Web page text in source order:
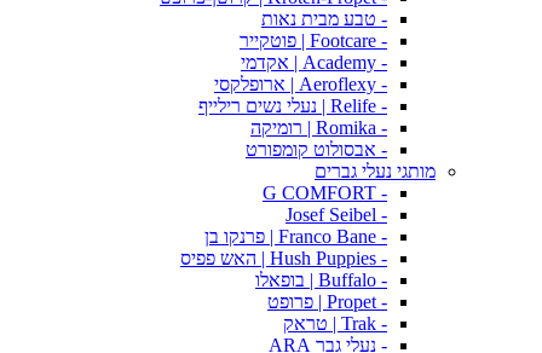
- טבע מבית נאות
- Footcare | פוטקייר
- Academy | אקדמי
- Aeroflexy | ארופלקסי
- Relife | נעלי נשים רילייף
- Romika | רומיקה
- אבסולוט קומפורט
מותגי נעלי גברים
- G COMFORT
- Josef Seibel
- Franco Bane | פרנקו בן
- Hush Puppies | האש פפיס
- Buffalo | בופאלו
- Propet | פרופט
- Trak | טראק
- נעלי גבר ARA